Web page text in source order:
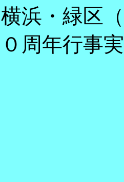
横浜・緑区
周年行事